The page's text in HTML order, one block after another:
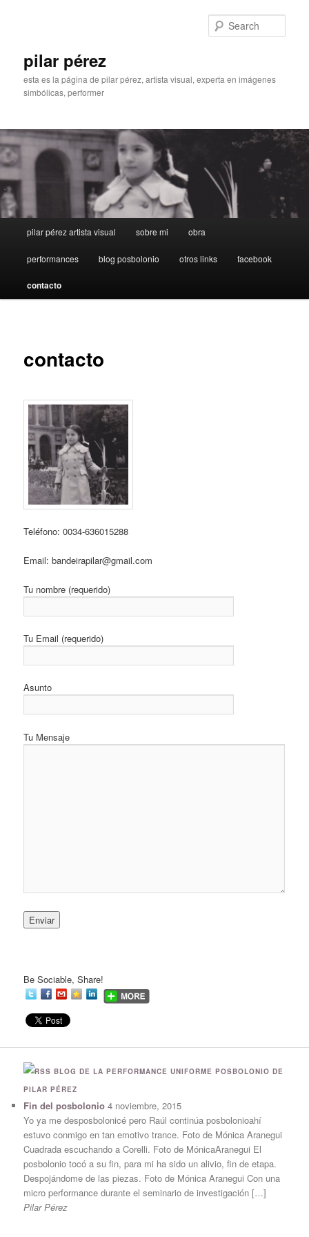
pilar pérez
esta es la página de pilar pérez, artista visual, experta en imágenes
simbólicas, performer
Skip to primary content
pilar pérez artista visual sobre mi obra
performances blog posbolonio otros links facebook
contacto
contacto
Teléfono: 0034-636015288
Email: bandeirapilar@gmail.com
Tu nombre (requerido)
Tu Email (requerido)
Asunto
Tu Mensaje
Be Sociable, Share!
BLOG DE LA PERFORMANCE UNIFORME POSBOLONIO DE
PILAR PÉREZ
Fin del posbolonio 4 noviembre, 2015
Yo ya me desposbolonicé pero Raúl continúa posbolonioahí
estuvo conmigo en tan emotivo trance. Foto de Mónica Aranegui
Cuadrada escuchando a Corelli. Foto de MónicaAranegui El
posbolonio tocó a su fin, para mi ha sido un alivio, fin de etapa.
Despojándome de las piezas. Foto de Mónica Aranegui Con una
micro performance durante el seminario de investigación […]
Pilar Pérez